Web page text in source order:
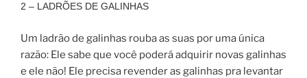
2 – LADRÕES DE GALINHAS
Um ladrão de galinhas rouba as suas por uma única
razão: Ele sabe que você poderá adquirir novas galinhas
e ele não! Ele precisa revender as galinhas pra levantar